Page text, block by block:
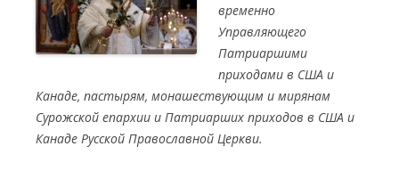
временно
Управляющего
Патриаршими
приходами в США и
Канаде, пастырям, монашествующим и мирянам
Сурожской епархии и Патриарших приходов в США и
Канаде Русской Православной Церкви.